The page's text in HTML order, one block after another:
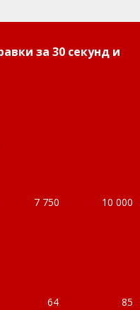
за 30 секунд и
7 750 10 000
64 85